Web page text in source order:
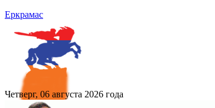
Еркрамас
Четверг, 06 августа 2026 года